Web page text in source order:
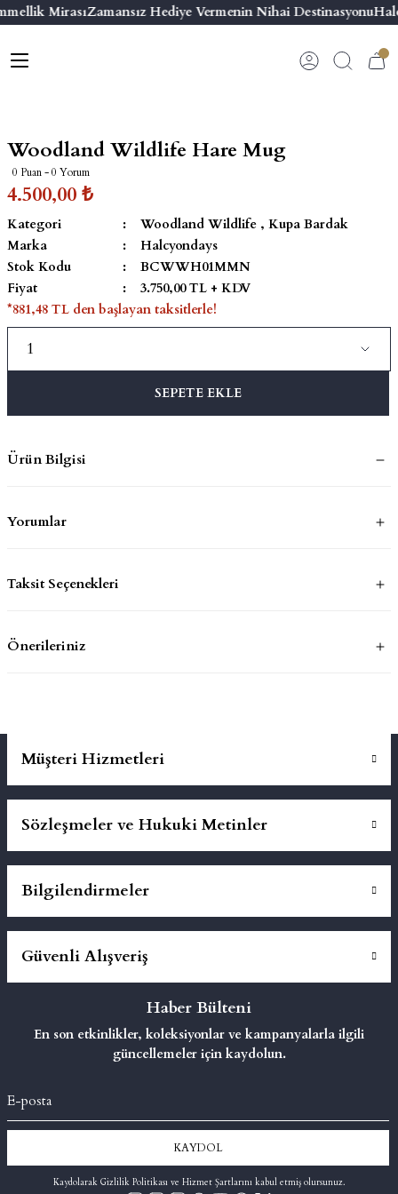
MirasıZamansız Hediye Vermenin Nihai Destinasyonu
Geri Dön
Geri Dön
ve Aksesuarlar
Mum
Geri Dön
Menteşeli Bilezik
Geri Dön
Seriler
Elephant
Woodland Wildlife Hare Mug
0 Puan - 0 Yorum
4.500,00 ₺
Kategori Woodland Wildlife , Kupa Bardak
Marka
Halcyondays
Stok Kodu
BCWWH01MMN
Fiyat
3.750,00 TL + KDV
*881,48 TL den başlayan taksitlerle!
SEPETE EKLE
Ürün Bilgisi
Yorumlar
Taksit Seçenekleri
Önerileriniz
Müşteri Hizmetleri
Sözleşmeler ve Hukuki Metinler
Bilgilendirmeler
Güvenli Alışveriş
Haber Bülteni
En son etkinlikler, koleksiyonlar ve kampanyalarla ilgili
güncellemeler için kaydolun.
KAYDOL
Kaydolarak Gizlilik Politikası ve Hizmet Şartlarını kabul etmiş olursunuz.